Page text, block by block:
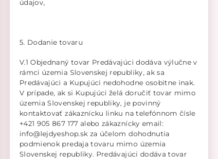
údajov,
5. Dodanie tovaru
V.1 Objednaný tovar Predávajúci dodáva výlučne v
rámci územia Slovenskej republiky, ak sa
Predávajúci a Kupujúci nedohodne osobitne inak.
V prípade, ak si Kupujúci želá doručiť tovar mimo
územia Slovenskej republiky, je povinný
kontaktovať zákaznícku linku na telefónnom čísle
+421 905 867 177 alebo zákaznícky email:
info@lejdyeshop.sk za účelom dohodnutia
podmienok predaja tovaru mimo územia
Slovenskej republiky. Predávajúci dodáva tovar